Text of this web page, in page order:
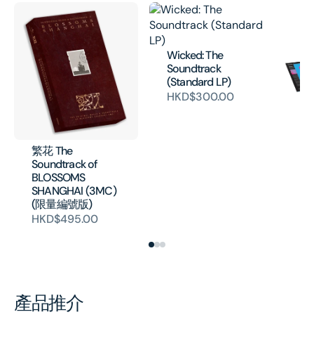
繁花 The
Soundtrack of
BLOSSOMS
SHANGHAI (3MC)
(限量編號版)
HKD$495.00
Wicked: The
Soundtrack
(Standard LP)
HKD$300.00
產品推介